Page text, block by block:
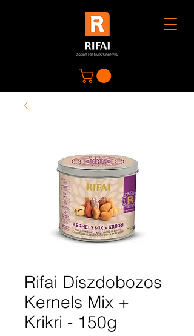
Rifai Díszdobozos
Kernels Mix +
Krikri - 150g